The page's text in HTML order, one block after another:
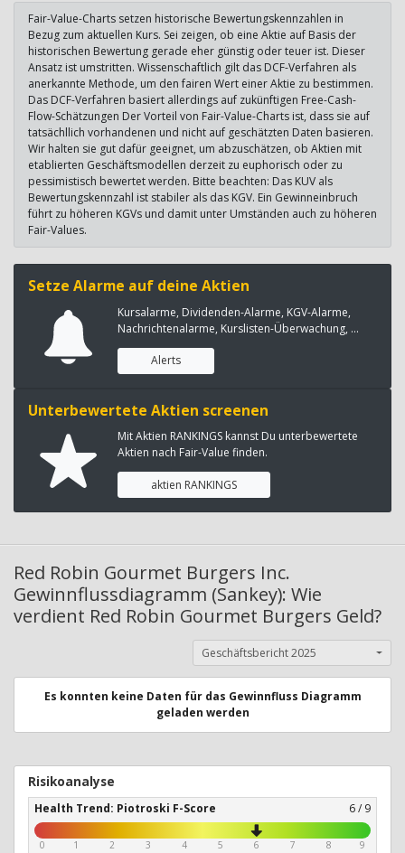
Fair-Value-Charts setzen historische Bewertungskennzahlen in
Bezug zum aktuellen Kurs. Sei zeigen, ob eine Aktie auf Basis der
historischen Bewertung gerade eher günstig oder teuer ist. Dieser
Ansatz ist umstritten. Wissenschaftlich gilt das DCF-Verfahren als
anerkannte Methode, um den fairen Wert einer Aktie zu bestimmen.
Das DCF-Verfahren basiert allerdings auf zukünftigen Free-Cash-
Flow-Schätzungen Der Vorteil von Fair-Value-Charts ist, dass sie auf
tatsächllich vorhandenen und nicht auf geschätzten Daten basieren.
Wir halten sie gut dafür geeignet, um abzuschätzen, ob Aktien mit
etablierten Geschäftsmodellen derzeit zu euphorisch oder zu
pessimistisch bewertet werden. Bitte beachten: Das KUV als
Bewertungskennzahl ist stabiler als das KGV. Ein Gewinneinbruch
führt zu höheren KGVs und damit unter Umständen auch zu höheren
Fair-Values.
Setze Alarme auf deine Aktien
Kursalarme, Dividenden-Alarme, KGV-Alarme,
Nachrichtenalarme, Kurslisten-Überwachung, ...
Alerts
Unterbewertete Aktien screenen
Mit Aktien RANKINGS kannst Du unterbewertete
Aktien nach Fair-Value finden.
aktien RANKINGS
Red Robin Gourmet Burgers Inc.
Gewinnflussdiagramm (Sankey): Wie
verdient Red Robin Gourmet Burgers Geld?
Geschäftsbericht 2025
Es konnten keine Daten für das Gewinnfluss Diagramm
geladen werden
Risikoanalyse
Health Trend: Piotroski F-Score 6 / 9
0 1 2 3 4 5 6 7 8 9